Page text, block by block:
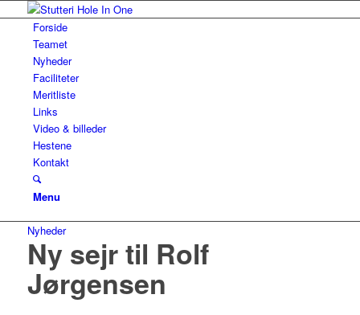
Forside
Teamet
Nyheder
Faciliteter
Meritliste
Links
Video & billeder
Hestene
Kontakt
Menu
Nyheder
Ny sejr til Rolf
Jørgensen